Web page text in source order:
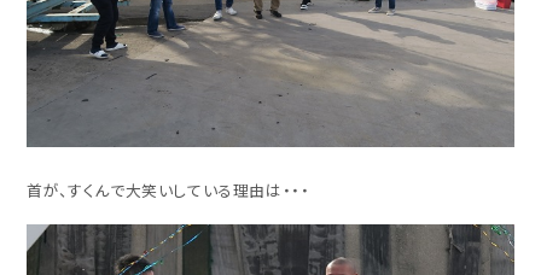
首が、すくんで大笑いしている理由は・・・